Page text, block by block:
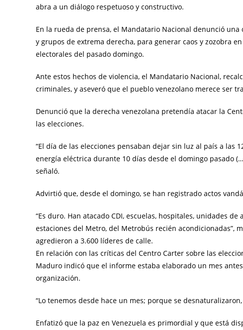
abra a un diálogo respetuoso y constructivo.
En la rueda de prensa, el Mandatario Nacional denunció
y grupos de extrema derecha, para generar caos y zozobra
electorales del pasado domingo.
Ante estos hechos de violencia, el Mandatario Nacional,
criminales, y aseveró que el pueblo venezolano merece ser
Denunció que la derecha venezolana pretendía atacar la
las elecciones.
“El día de las elecciones pensaban dejar sin luz al país a las
energía eléctrica durante 10 días desde el domingo pasado
señaló.
Advirtió que, desde el domingo, se han registrado actos
“Es duro. Han atacado CDI, escuelas, hospitales, unidades
estaciones del Metro, del Metrobús recién acondicionadas”,
agredieron a 3.600 líderes de calle.
En relación con las críticas del Centro Carter sobre las
Maduro indicó que el informe estaba elaborado un mes
organización.
“Lo tenemos desde hace un mes; porque se
Enfatizó que la paz en Venezuela es primordial y que está